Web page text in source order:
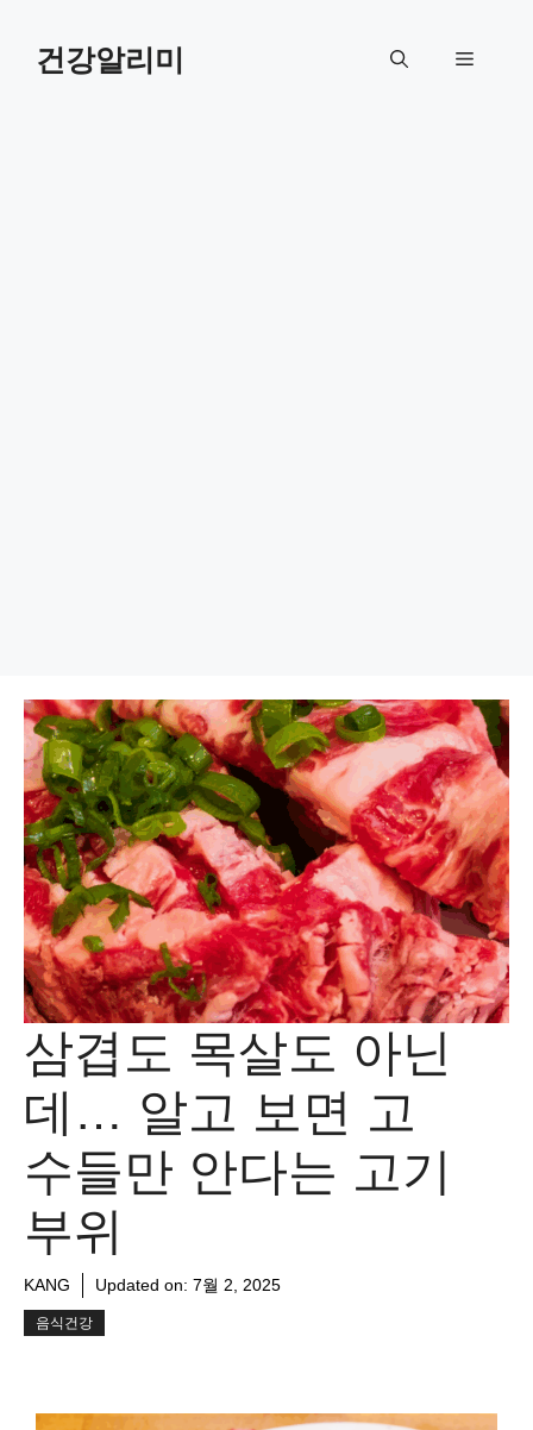
건강알리미 메
삼겹도 목살도 아닌
데… 알고 보면 고
수들만 안다는 고기
부위
KANG Updated on: 7월 2, 2025
음식건강